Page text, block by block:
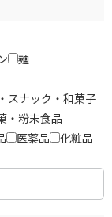
麺
スナック・和菓子
・粉末食品
医薬品
化粧品